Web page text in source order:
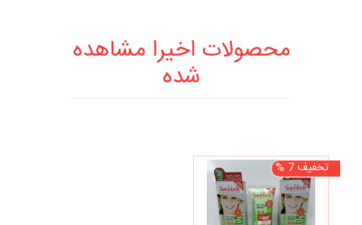
محصولات اخیرا مشاهده
شده
تخفیف 7 %